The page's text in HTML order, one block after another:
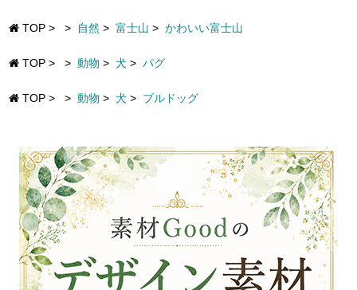
TOP > > 自然 > 富士山 > かわいい富士山
TOP > > 動物 > 犬 > パグ
TOP > > 動物 > 犬 > ブルドッグ